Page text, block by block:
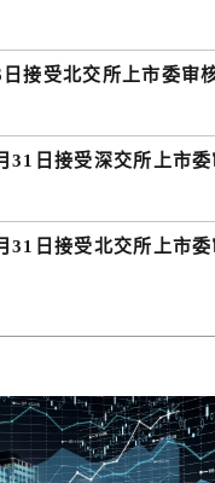
接受北交所上市委审
31日接受深交所上市委
31日接受北交所上市委